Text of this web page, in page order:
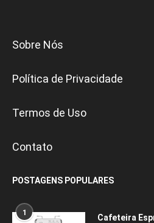
Sobre Nós
Política de Privacidade
Termos de Uso
Contato
POSTAGENS POPULARES
1
Cafeteira